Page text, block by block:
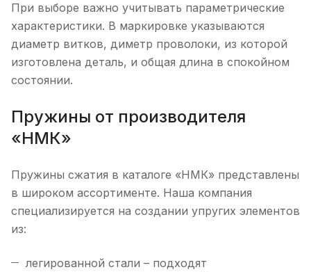
При выборе важно учитывать параметрические
характеристики. В маркировке указываются
диаметр витков, диметр проволоки, из которой
изготовлена деталь, и общая длина в спокойном
состоянии.
Пружины от производителя
«НМК»
Пружины сжатия в каталоге «НМК» представлены
в широком ассортименте. Наша компания
специализируется на создании упругих элементов
из:
легированной стали – подходят